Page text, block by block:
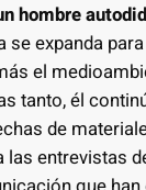
hombre
se expanda
el
tanto, él
de
las entrevistas